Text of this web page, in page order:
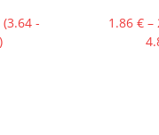
range: 1.86 €
(3.64 -
1.86€ –